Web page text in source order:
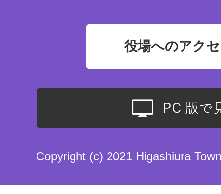
役場へのアク
Copyright (c) 2021 Higashiura